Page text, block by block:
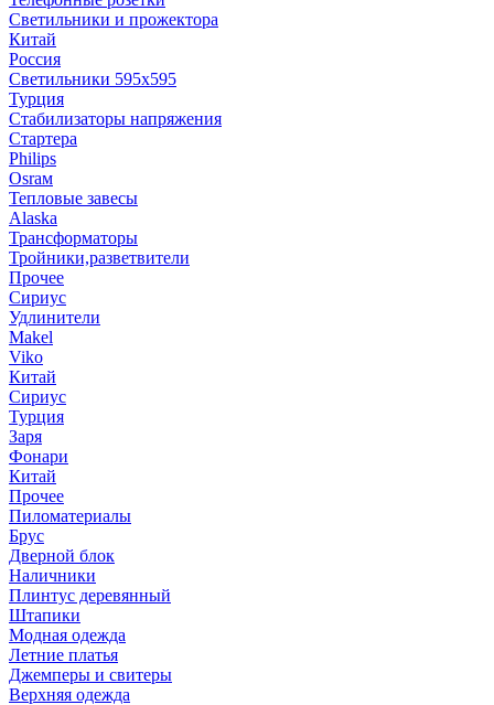
Светильники и прожектора
Китай
Россия
Светильники 595х595
Турция
Стабилизаторы напряжения
Стартера
Philips
Оsrам
Тепловые завесы
Alaska
Трансформаторы
Тройники,разветвители
Прочее
Сириус
Удлинители
Makel
Viko
Китай
Сириус
Турция
Заря
Фонари
Китай
Прочее
Пиломатериалы
Брус
Дверной блок
Наличники
Плинтус деревянный
Штапики
Модная одежда
Летние платья
Джемперы и свитеры
Верхняя одежда